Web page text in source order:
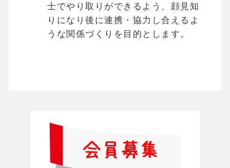
士でやり取りができるよう、顔見知
りになり後に連携・協力し合えるよ
うな関係づくりを目的とします。